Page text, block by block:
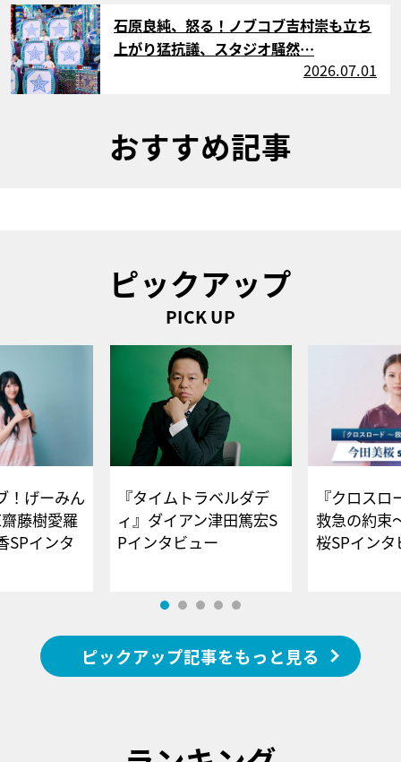
サムネイル
石原良純、怒る！ノブコブ吉村崇も立ち
上がり猛抗議、スタジオ騒然…
2026.07.01
おすすめ記事
ピックアップ
PICK UP
！げーみん
藤樹愛羅
SPインタ
『タイムトラベルダデ
ィ』ダイアン津田篤宏S
Pインタビュー
『クロス
救急の約束
桜SPイ
ピックアップ記事をもっと見る